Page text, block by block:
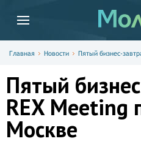
Главная Новости Пятый бизнес-
Пятый
REX Meeting
Москве